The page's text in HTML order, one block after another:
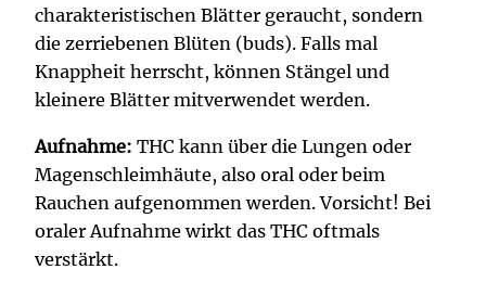
charakteristischen Blätter geraucht, sondern
die zerriebenen Blüten (buds). Falls mal
Knappheit herrscht, können Stängel und
kleinere Blätter mitverwendet werden.
Aufnahme: THC kann über die Lungen oder
Magenschleimhäute, also oral oder beim
Rauchen aufgenommen werden. Vorsicht! Bei
oraler Aufnahme wirkt das THC oftmals
verstärkt.